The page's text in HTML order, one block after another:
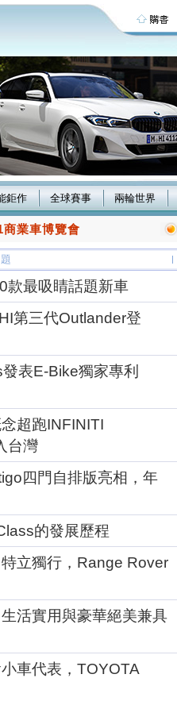
鉅作 全球賽事 兩輪世界
商業車博覽會
款最吸睛話題新車
第三代Outlander登
表E-Bike獨家專利
超跑INFINITI
台灣
四門自排版亮相，年
的發展歷程
立獨行，Range Rover
活實用與豪華絕美兼具
車代表，TOYOTA